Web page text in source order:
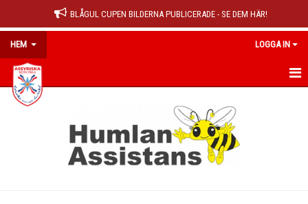
BLÅGUL CUPEN BILDERNA PUBLICERADE - SE DEM HÄR!
HEM LOGGA IN
HEM